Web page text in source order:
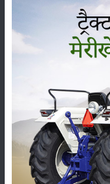
कीटनाशक
कृषि यंत्र
सम्पादकीय